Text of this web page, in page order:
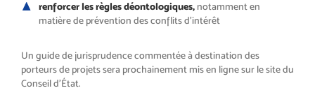
renforcer les règles déontologiques, notamment en
matière de prévention des conflits d’intérêt
Un guide de jurisprudence commentée à destination des
porteurs de projets sera prochainement mis en ligne sur le site du
Conseil d’État.